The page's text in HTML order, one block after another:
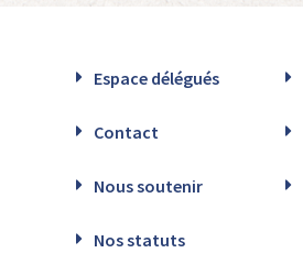
Espace délégués
Contact
Nous soutenir
Nos statuts